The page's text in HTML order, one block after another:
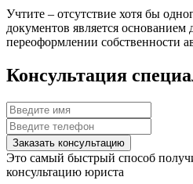
Учтите – отсутствие хотя бы
документов является основанием
переоформлении собственности
Консультация
Заказать консультацию
Это самый быстрый способ
консультацию юриста